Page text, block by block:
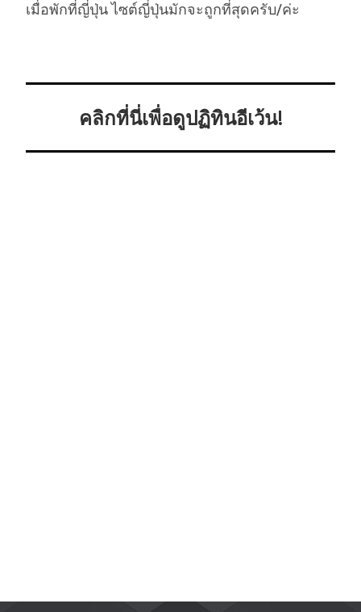
เมื่อพักที่ญี่ปุ่น ไซต์ญี่ปุ่นมักจะถูกที่สุดครับ/ค่ะ
คลิกที่นี่เพื่อดูปฏิทินอีเว้น!